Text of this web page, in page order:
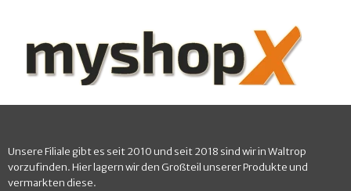
Unsere Filiale gibt es seit 2010 und seit 2018 sind wir in Waltrop
vorzufinden. Hier lagern wir den Großteil unserer Produkte und
vermarkten diese.